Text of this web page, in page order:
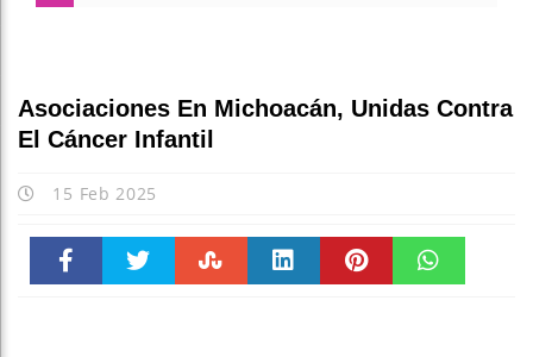
Asociaciones En Michoacán, Unidas Contra
El Cáncer Infantil
15 Feb 2025